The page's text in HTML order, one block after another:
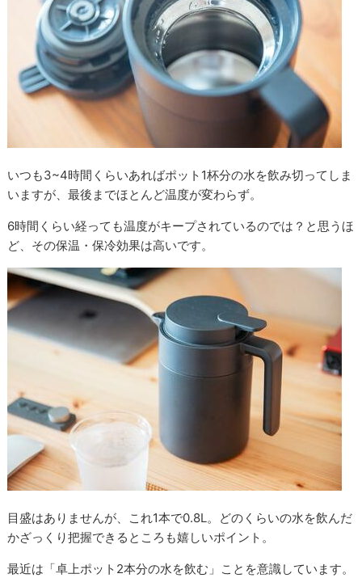
いつも3~4時間くらいあればポット1杯分の水を飲み切ってしま
いますが、最後までほとんど温度が変わらず。
6時間くらい経っても温度がキープされているのでは？と思うほ
ど、その保温・保冷効果は高いです。
目盛はありませんが、これ1本で0.8L。どのくらいの水を飲んだ
かざっくり把握できるところも嬉しいポイント。
最近は「卓上ポット2本分の水を飲む」ことを意識しています。